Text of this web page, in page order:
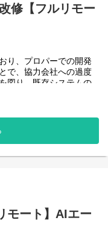
修【フルリモー
り、プロパーでの開発
で、協力会社への過度
図り、既存システムの
社にて、グループ会社
携わって頂きます。
/ jQuery / Vue.js）を用い
/ Node.js）および
ンド開発・保守
によるデータモ
モート】AIエー